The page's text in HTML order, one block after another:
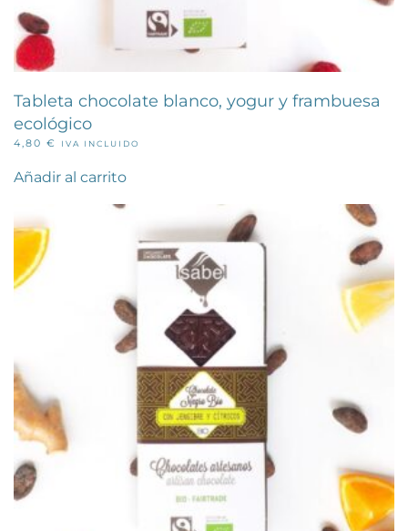
Tableta chocolate blanco, yogur y frambuesa
ecológico
4,80 € IVA INCLUIDO
Añadir al carrito